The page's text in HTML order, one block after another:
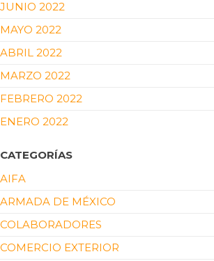
JUNIO 2022
MAYO 2022
ABRIL 2022
MARZO 2022
FEBRERO 2022
ENERO 2022
CATEGORÍAS
AIFA
ARMADA DE MÉXICO
COLABORADORES
COMERCIO EXTERIOR